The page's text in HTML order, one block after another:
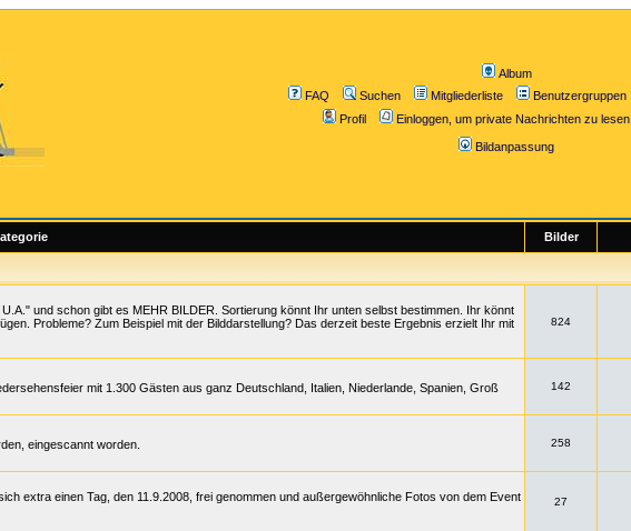
Album
FAQ
Suchen Mitgliederliste Benutzergruppen
Profil
Einloggen, um private Nachrichten zu lesen
Bildanpassung
Bilder
und schon gibt es MEHR BILDER. Sortierung könnt Ihr unten selbst bestimmen. Ihr könnt
Probleme? Zum Beispiel mit der Bilddarstellung? Das derzeit beste Ergebnis erzielt Ihr mit
824
mit 1.300 Gästen aus ganz Deutschland, Italien, Niederlande, Spanien, Groß
142
eingescannt worden. 258
extra einen Tag, den 11.9.2008, frei genommen und außergewöhnliche Fotos von dem Event
27